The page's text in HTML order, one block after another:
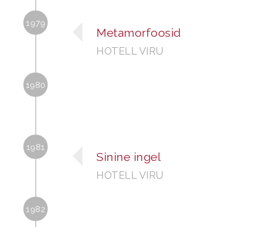
Metamorfoosid
HOTELL VIRU
1979
1980
Sinine ingel
HOTELL VIRU
1981
1982